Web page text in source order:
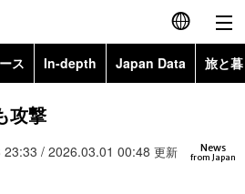
English
繁體字
ス In-depth Japan Data 旅と
Images
攻撃
News
from Japan
/ 2026.03.01 00:48 更新